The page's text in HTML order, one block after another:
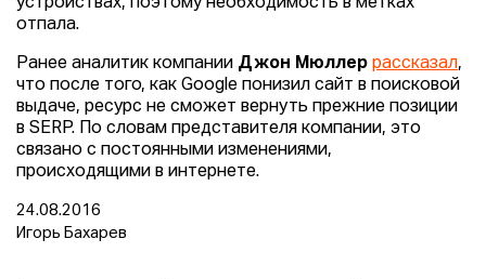
отпала.
Ранее аналитик компании Джон Мюллер рассказал,
что после того, как Google понизил сайт в поисковой
выдаче, ресурс не сможет вернуть прежние позиции
в SERP. По словам представителя компании, это
связано с постоянными изменениями,
происходящими в интернете.
24.08.2016
Игорь Бахарев